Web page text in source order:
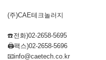
(주)CAE테크놀러지
☎️전화)02-2658-5695
🖨️팩스)02-2658-5696
📧info@caetech.co.kr